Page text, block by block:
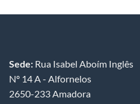
Sede: Rua Isabel Aboím Inglês
Nº 14 A - Alfornelos
2650-233 Amadora